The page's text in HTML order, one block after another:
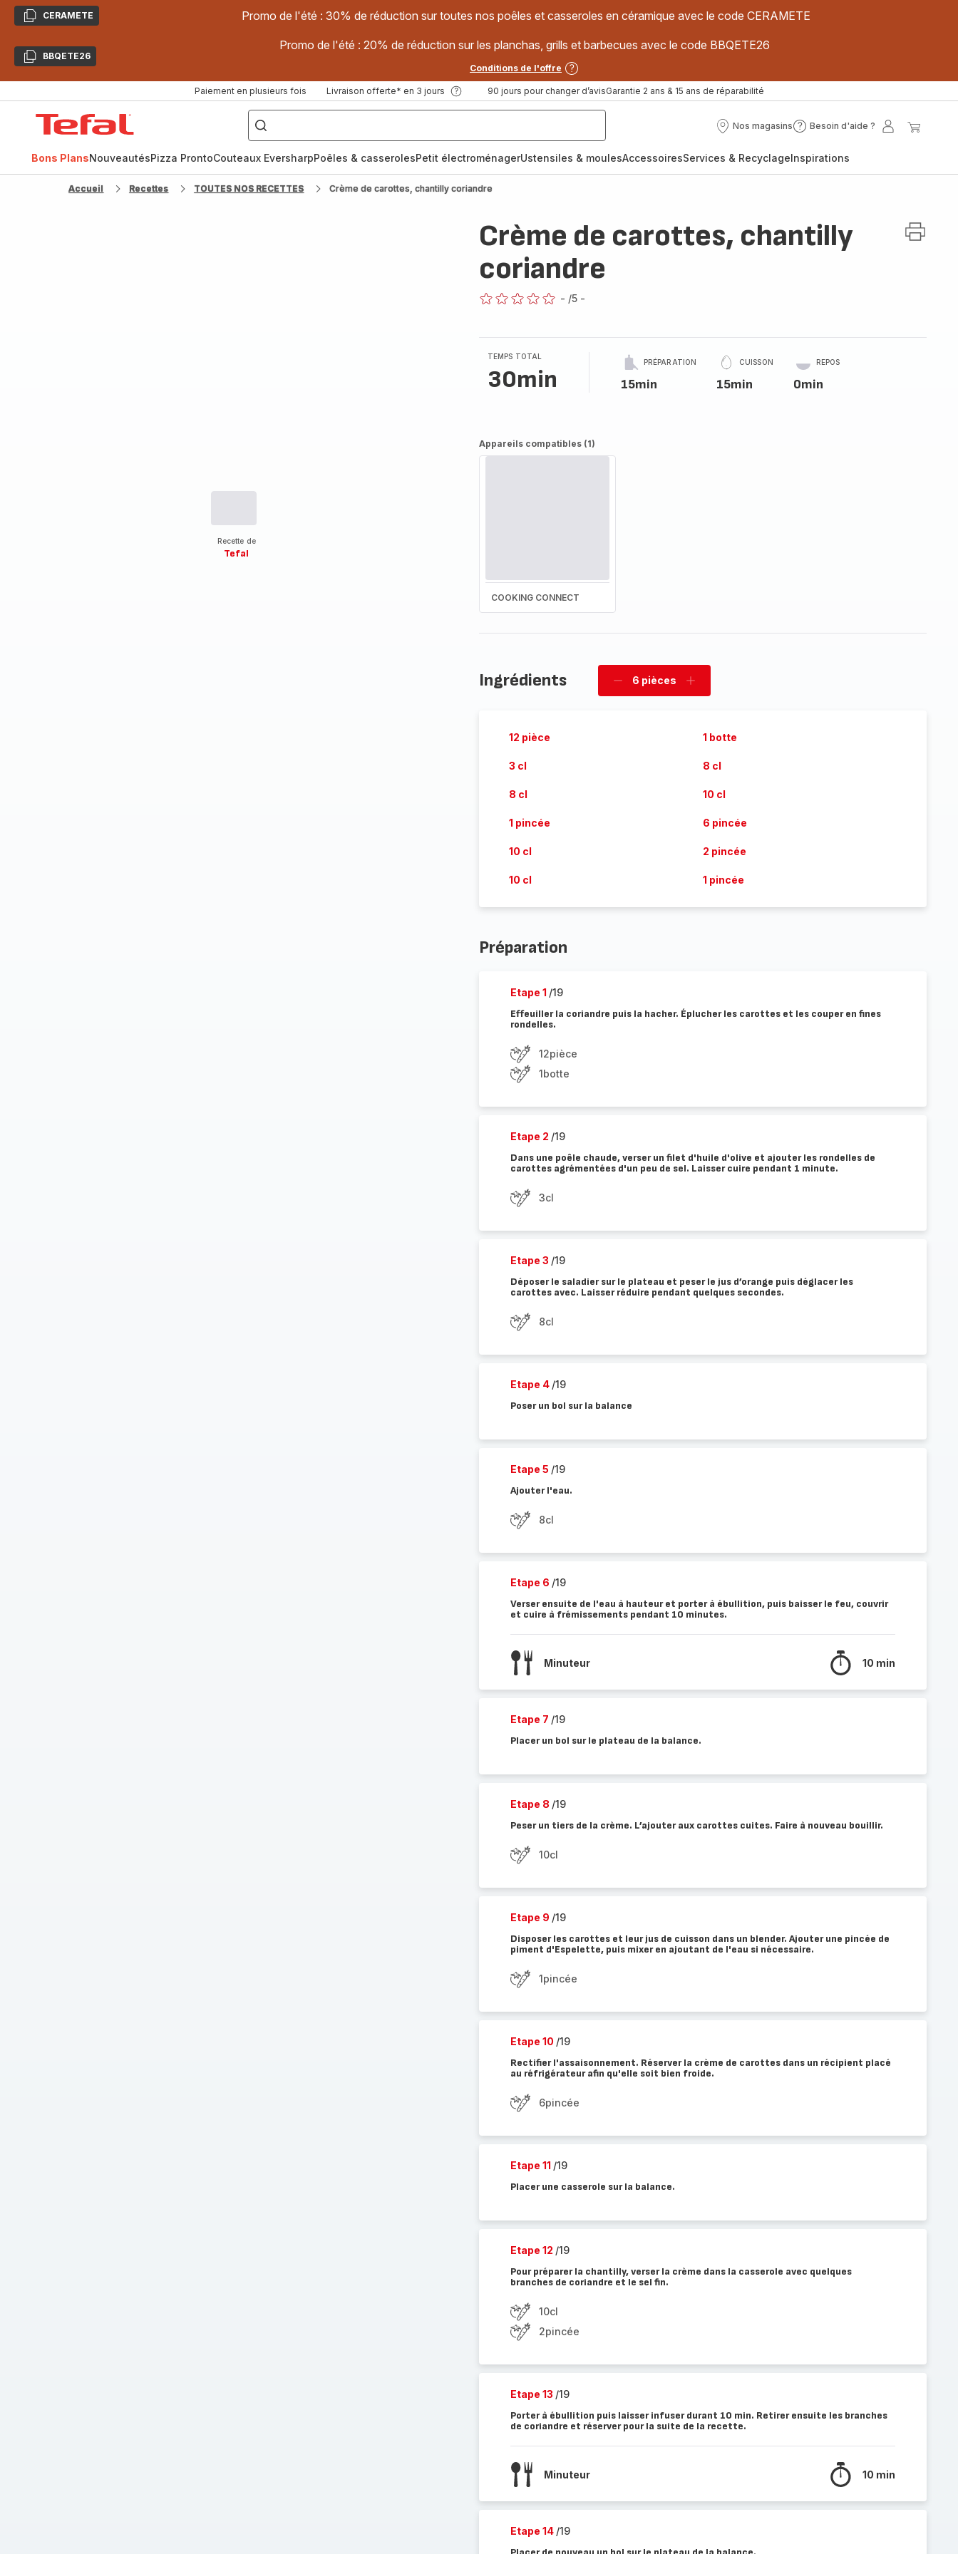
CopierCERAMETE Promo de l'été : 30% de réduction sur toutes nos poêles et casseroles en céramique avec le code CERAMETE
CopierBBQETE26
Promo de l'été : 20% de réduction sur les planchas, grills et barbecues avec le code BBQETE26
Conditions de l'offre
Paiement en plusieurs fois Livraison offerte* en 3 jours 90 jours pour changer d’avisGarantie 2 ans & 15 ans de réparabilité
["Poêles
inox,
Cake
Factory,
Nos magasins
Nos
Besoin d'aide ?
Besoin
?
Mon
Bons PlansNouveautésPizza ProntoCouteaux EversharpPoêles & casserolesPetit électroménagerUstensiles & moulesAccessoiresServices & RecyclageInspirations
Accueil Recettes TOUTES NOS RECETTES Crème de carottes, chantilly coriandre
Recette de
Tefal
Crème de carottes, chantilly
coriandre
- /5 -
TEMPS TOTAL
30min
PRÉPARATION
15min
CUISSON
15min
REPOS
0min
Appareils compatibles (1)
COOKING CONNECT
Ingrédients
Supprimer
6 pièces
Ajouter
12 pièce 1 botte
3 cl 8 cl
8 cl 10 cl
1 pincée 6 pincée
10 cl 2 pincée
10 cl 1 pincée
Préparation
Etape 1 /19
Effeuiller la coriandre puis la hacher. Éplucher les carottes et les couper en fines
rondelles.
12pièce
1botte
Etape 2 /19
Dans une poêle chaude, verser un filet d'huile d'olive et ajouter les rondelles de
carottes agrémentées d'un peu de sel. Laisser cuire pendant 1 minute.
3cl
Etape 3 /19
Déposer le saladier sur le plateau et peser le jus d’orange puis déglacer les
carottes avec. Laisser réduire pendant quelques secondes.
8cl
Etape 4 /19
Poser un bol sur la balance
Etape 5 /19
Ajouter l'eau.
8cl
Etape 6 /19
Verser ensuite de l'eau à hauteur et porter à ébullition, puis baisser le feu, couvrir
et cuire à frémissements pendant 10 minutes.
Minuteur 10 min
Etape 7 /19
Placer un bol sur le plateau de la balance.
Etape 8 /19
Peser un tiers de la crème. L’ajouter aux carottes cuites. Faire à nouveau bouillir.
10cl
Etape 9 /19
Disposer les carottes et leur jus de cuisson dans un blender. Ajouter une pincée de
piment d'Espelette, puis mixer en ajoutant de l'eau si nécessaire.
1pincée
Etape 10 /19
Rectifier l'assaisonnement. Réserver la crème de carottes dans un récipient placé
au réfrigérateur afin qu'elle soit bien froide.
6pincée
Etape 11 /19
Placer une casserole sur la balance.
Etape 12 /19
Pour préparer la chantilly, verser la crème dans la casserole avec quelques
branches de coriandre et le sel fin.
10cl
2pincée
Etape 13 /19
Porter à ébullition puis laisser infuser durant 10 min. Retirer ensuite les branches
de coriandre et réserver pour la suite de la recette.
Minuteur 10 min
Etape 14 /19